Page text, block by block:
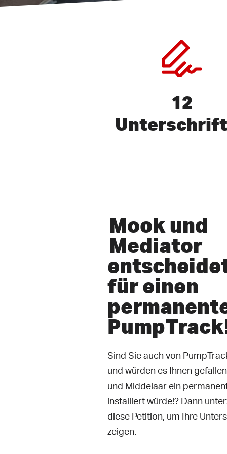
12
Mook und
Mediator
für einen
Sind Sie auch von
und würden es Ihnen
und Middelaar ein
installiert würde!? Dann
diese Petition, um Ihre
zeigen.